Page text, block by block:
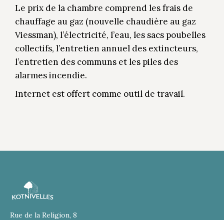
Le prix de la chambre comprend les frais de
chauffage au gaz (nouvelle chaudière au gaz
Viessman), l’électricité, l’eau, les sacs poubelles
collectifs, l’entretien annuel des extincteurs,
l’entretien des communs et les piles des
alarmes incendie.
Internet est offert comme outil de travail.
Rue de la Religion, 8